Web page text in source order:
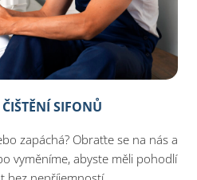
SIFONŮ
zapáchá? Obraťte se na nás a
vyměníme, abyste měli pohodlí